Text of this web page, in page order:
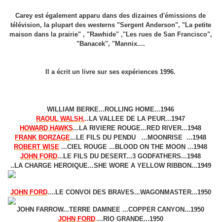
Carey est également apparu dans des dizaines d'émissions de
télévision, la plupart des westerns "Sergent Anderson", "La petite
maison dans la prairie" , "Rawhide" ,"Les rues de San Francisco",
"Banacek", "Mannix....
Il a écrit un livre sur ses expériences 1996.
WILLIAM BERKE...ROLLING HOME...1946
RAOUL WALSH...LA VALLEE DE LA PEUR...1947
HOWARD HAWKS...LA RIVIERE ROUGE...RED RIVER...1948
FRANK BORZAGE...LE FILS DU PENDU ...MOONRISE ...1948
ROBERT WISE ...CIEL ROUGE ...BLOOD ON THE MOON ...1948
JOHN FORD...LE FILS DU DESERT...3 GODFATHERS...1948
..LA CHARGE HEROIQUE...SHE WORE A YELLOW RIBBON...1949
JOHN FORD....LE CONVOI DES BRAVES...WAGONMASTER...1950
JOHN FARROW...TERRE DAMNEE ...COPPER CANYON...1950
JOHN FORD....RIO GRANDE...1950